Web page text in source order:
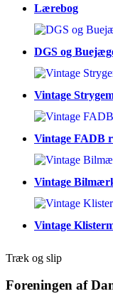
Lærebog
DGS og
Vintage
Vintage FADB
Vintage
Vintage
Træk og slip
Foreningen af